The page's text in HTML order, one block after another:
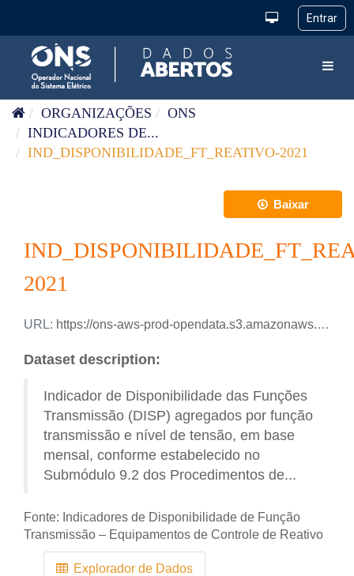
ORGANIZAÇÕES
ONS
INDICADORES DE...
IND_DISPONIBILIDADE_FT_REATIVO-2021
Baixar
2021
URL: https://ons-aws-prod-opendata.s3.amazonaws.com/dataset/ind_disponibilidade_ft_reativo_me/IND_DISPONIBILIDADE_FT_REATIVO_2021.xlsx
Dataset description:
Indicador de Disponibilidade das Funções
Transmissão (DISP) agregados por função
transmissão e nível de tensão, em base
mensal, conforme estabelecido no
Submódulo 9.2 dos Procedimentos de...
Fonte: Indicadores de Disponibilidade de Função
Transmissão – Equipamentos de Controle de Reativo
Explorador de Dados